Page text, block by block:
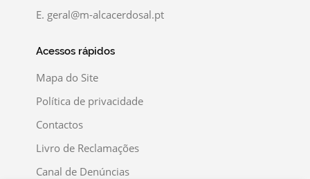
E. geral@m-alcacerdosal.pt
Acessos rápidos
Mapa do Site
Política de privacidade
Contactos
Livro de Reclamações
Canal de Denúncias